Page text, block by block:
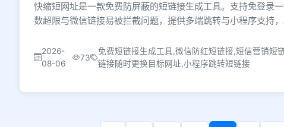
快缩短网址是一款免费防屏蔽的短链接生成工具。支持免登录
数超限与微信链接易被拦截问题，提供多端跳转与小程序支持，
2026-
08-06
73
免费短链接生成工具,微信防红短链接,短信营销短
链接随时更换目标网址,小程序跳转短链接